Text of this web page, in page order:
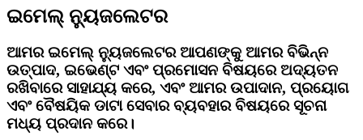
ଇମେଲ୍ ନ୍ୟୁଜଲେଟର
ଆମର ଇମେଲ୍ ନ୍ୟୁଜଲେଟର ଆପଣଙ୍କୁ ଆମର ବିଭିନ୍ନ
ଉତ୍ପାଦ, ଇଭେଣ୍ଟ ଏବଂ ପ୍ରମୋସନ ବିଷୟରେ ଅଦ୍ୟତନ
ରଖିବାରେ ସାହାଯ୍ୟ କରେ, ଏବଂ ଆମର ଉପାଦାନ, ପ୍ରୟୋଗ
ଏବଂ ବୈଷୟିକ ଡାଟା ସେବାର ବ୍ୟବହାର ବିଷୟରେ ସୂଚନା
ମଧ୍ୟ ପ୍ରଦାନ କରେ।